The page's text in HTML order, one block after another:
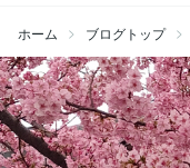
ホーム ブログトップ